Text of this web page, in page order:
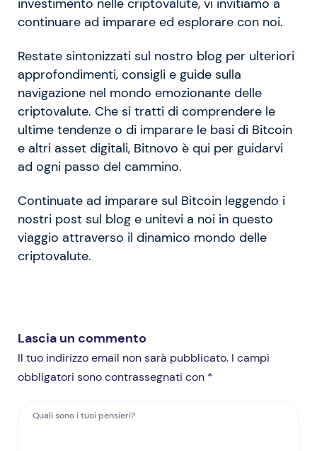
investimento nelle criptovalute, vi invitiamo a
continuare ad imparare ed esplorare con noi.
Restate sintonizzati sul nostro blog per ulteriori
approfondimenti, consigli e guide sulla
navigazione nel mondo emozionante delle
criptovalute. Che si tratti di comprendere le
ultime tendenze o di imparare le basi di Bitcoin
e altri asset digitali, Bitnovo è qui per guidarvi
ad ogni passo del cammino.
Continuate ad imparare sul Bitcoin leggendo i
nostri post sul blog e unitevi a noi in questo
viaggio attraverso il dinamico mondo delle
criptovalute.
Lascia un commento
Il tuo indirizzo email non sarà pubblicato. I campi
obbligatori sono contrassegnati con *